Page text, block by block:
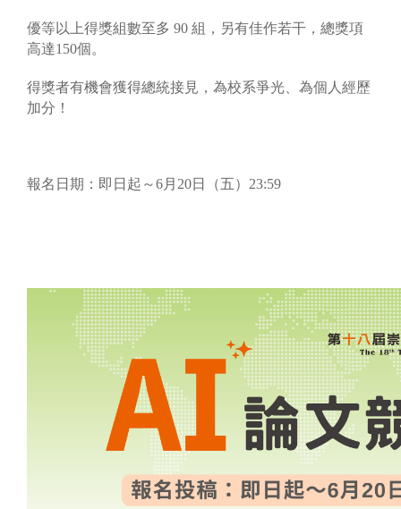
優等以上得獎組數至多 90 組，另有佳作若干，總獎項
高達150個。
得獎者有機會獲得總統接見，為校系爭光、為個人經歷
加分！
報名日期：即日起～6月20日（五）23:59